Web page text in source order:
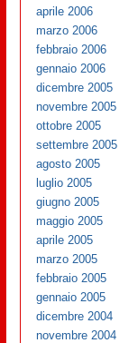
aprile 2006
marzo 2006
febbraio 2006
gennaio 2006
dicembre 2005
novembre 2005
ottobre 2005
settembre 2005
agosto 2005
luglio 2005
giugno 2005
maggio 2005
aprile 2005
marzo 2005
febbraio 2005
gennaio 2005
dicembre 2004
novembre 2004